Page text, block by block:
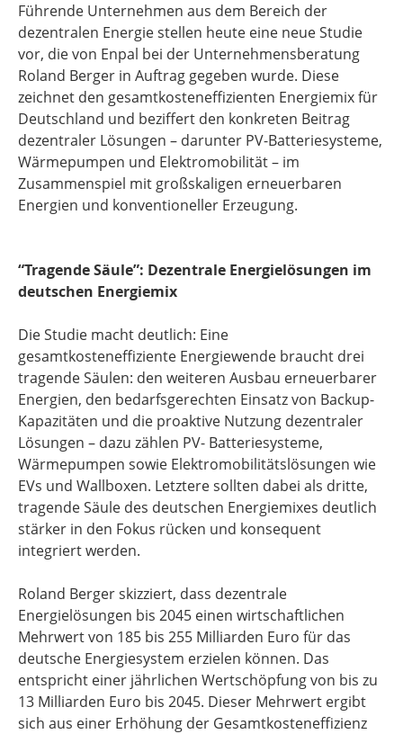
Führende Unternehmen aus dem Bereich der
dezentralen Energie stellen heute eine neue Studie
vor, die von Enpal bei der Unternehmensberatung
Roland Berger in Auftrag gegeben wurde. Diese
zeichnet den gesamtkosteneffizienten Energiemix für
Deutschland und beziffert den konkreten Beitrag
dezentraler Lösungen – darunter PV-Batteriesysteme,
Wärmepumpen und Elektromobilität – im
Zusammenspiel mit großskaligen erneuerbaren
Energien und konventioneller Erzeugung.
“Tragende Säule”: Dezentrale Energielösungen im
deutschen Energiemix
Die Studie macht deutlich: Eine
gesamtkosteneffiziente Energiewende braucht drei
tragende Säulen: den weiteren Ausbau erneuerbarer
Energien, den bedarfsgerechten Einsatz von Backup-
Kapazitäten und die proaktive Nutzung dezentraler
Lösungen – dazu zählen PV- Batteriesysteme,
Wärmepumpen sowie Elektromobilitätslösungen wie
EVs und Wallboxen. Letztere sollten dabei als dritte,
tragende Säule des deutschen Energiemixes deutlich
stärker in den Fokus rücken und konsequent
integriert werden.
Roland Berger skizziert, dass dezentrale
Energielösungen bis 2045 einen wirtschaftlichen
Mehrwert von 185 bis 255 Milliarden Euro für das
deutsche Energiesystem erzielen können. Das
entspricht einer jährlichen Wertschöpfung von bis zu
13 Milliarden Euro bis 2045. Dieser Mehrwert ergibt
sich aus einer Erhöhung der Gesamtkosteneffizienz